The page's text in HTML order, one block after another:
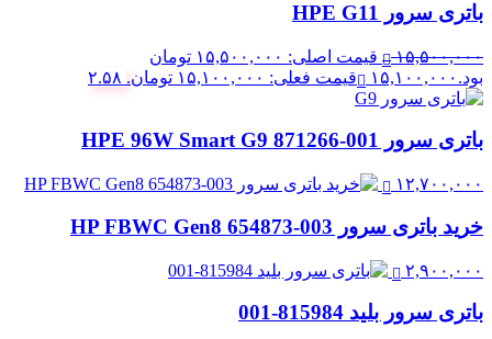
باتری سرور HPE G11
۱۵,۵۰۰,۰۰۰
قیمت اصلی: ۱۵,۵۰۰,۰۰۰ تومان
بود. ۱۵,۱۰۰,۰۰۰ قیمت فعلی: ۱۵,۱۰۰,۰۰۰ تومان. ۲.۵۸
باتری سرور 001-871266 HPE 96W Smart G9
۱۲,۷۰۰,۰۰۰
خرید باتری سرور HP FBWC Gen8 654873-003
۲,۹۰۰,۰۰۰
باتری سرور بلید 815984-001